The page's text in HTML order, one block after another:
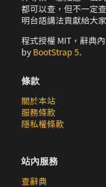
都可以查，但不一定
明台語講法貢獻給大
程式授權 MIT，辭典
by BootStrap 5.
條款
關於本站
服務條款
隱私權條款
站內服務
查辭典